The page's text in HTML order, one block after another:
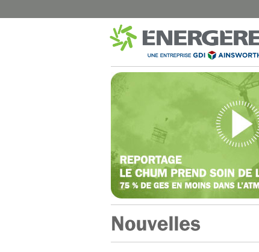
MUNICIPAL
Montréal – Éclairage de rue
Disraeli – Éclairage de rue
Mont-Joli – Éclairage de rue
B-Chatham – Éclairage de rue
Shawinigan – Éclairage de rue
Blainville – Éclairage de rue
Blainville – Bâtiments
Complexes Sportifs Terrebonne
SANTÉ
CISSS
Institut
Hôpital Marie-
CISSS du
CISSS de
CHUM
CIUSSS de
CISSS de
CIUSSS
Québec